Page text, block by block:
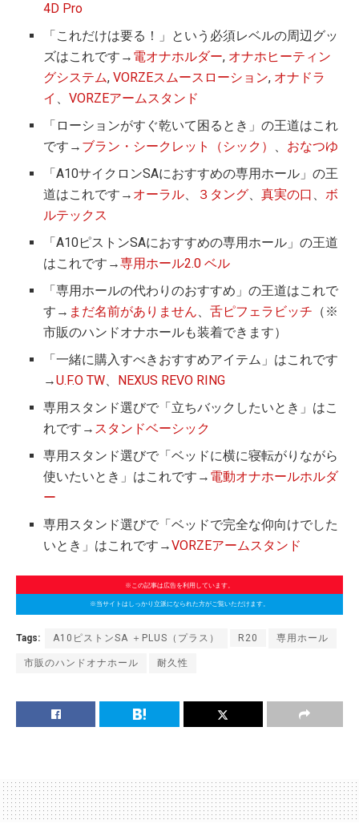
4D Pro
「これだけは要る！」という必須レベルの周辺グッ
ズはこれです→ 電オナホルダー, オナホヒーティン
グシステム,VORZEスムースローション, オナドラ
イ 、VORZEアームスタンド
「ローションがすぐ乾いて困るとき」の王道はこれ
です→ ブラン・シークレット（シック） 、 おなつゆ
「A10サイクロンSAにおすすめの専用ホール」の王
道はこれです→ オーラル、 ３タング、真実の口 、ボ
ルテックス
「A10ピストンSAにおすすめの専用ホール」の王道
はこれです→専用ホール2.0 ベル
「専用ホールの代わりのおすすめ」の王道はこれで
す→ まだ名前がありません、舌ピフェラビッチ （※
市販のハンドオナホールも装着できます）
「一緒に購入すべきおすすめアイテム」はこれです
→U.F.O TW、 NEXUS REVO RING
専用スタンド選びで「立ちバックしたいとき」はこ
れです→ スタンドベーシック
専用スタンド選びで「ベッドに横に寝転がりながら
使いたいとき」はこれです→ 電動オナホールホルダ
ー
専用スタンド選びで「ベッドで完全な仰向けでした
いとき」はこれです→VORZEアームスタンド
※この記事は広告を利用しています。
※当サイトはしっかり立派になられた方がご覧いただけます。
Tags: A10ピストンSA ＋PLUS（プラス） R20 専用ホール
市販のハンドオナホール 耐久性